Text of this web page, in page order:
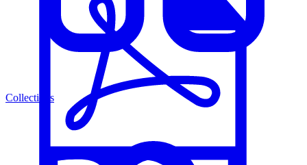
Collections